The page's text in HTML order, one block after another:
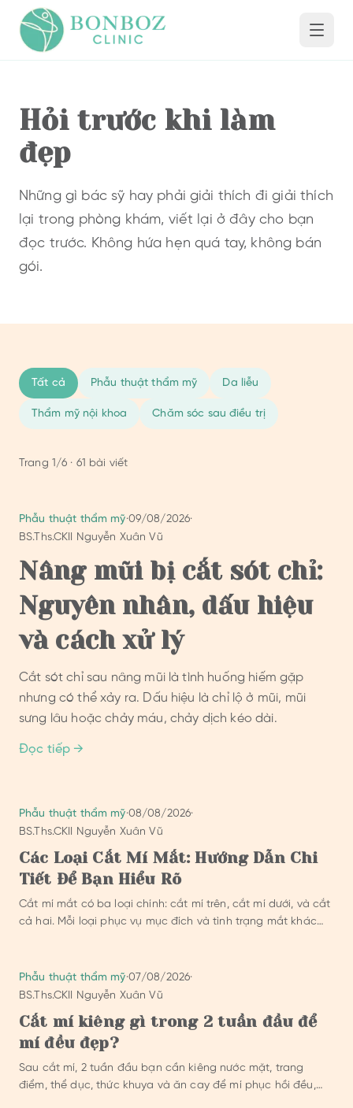
Hỏi trước khi làm
đẹp
Những gì bác sỹ hay phải giải thích đi giải thích
lại trong phòng khám, viết lại ở đây cho bạn
đọc trước. Không hứa hẹn quá tay, không bán
gói.
Tất cả Phẫu thuật thẩm mỹ Da liễu
Thẩm mỹ nội khoa Chăm sóc sau điều trị
Trang 1/6 · 61 bài viết
Phẫu thuật thẩm mỹ·09/08/2026·
BS.Ths.CKII Nguyễn Xuân Vũ
Nâng mũi bị cắt sót chỉ:
Nguyên nhân, dấu hiệu
và cách xử lý
Cắt sót chỉ sau nâng mũi là tình huống hiếm gặp
nhưng có thể xảy ra. Dấu hiệu là chỉ lộ ở mũi, mũi
sưng lâu hoặc chảy máu, chảy dịch kéo dài.
Đọc tiếp →
Phẫu thuật thẩm mỹ·08/08/2026·
BS.Ths.CKII Nguyễn Xuân Vũ
Các Loại Cắt Mí Mắt: Hướng Dẫn Chi
Tiết Để Bạn Hiểu Rõ
Cắt mí mắt có ba loại chính: cắt mí trên, cắt mí dưới, và cắt
cả hai. Mỗi loại phục vụ mục đích và tình trạng mắt khác
Phẫu thuật thẩm mỹ·07/08/2026·
BS.Ths.CKII Nguyễn Xuân Vũ
Cắt mí kiêng gì trong 2 tuần đầu để
mí đều đẹp?
Sau cắt mí, 2 tuần đầu bạn cần kiêng nước mặt, trang
điểm, thể dục, thức khuya và ăn cay để mí phục hồi đều,